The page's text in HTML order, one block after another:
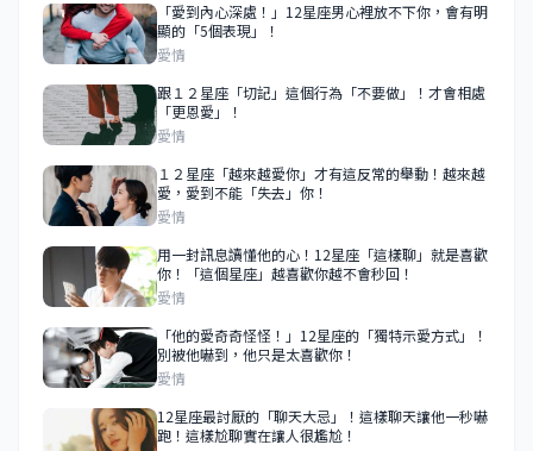
「愛到內心深處！」12星座男心裡放不下你，會有明
顯的「5個表現」！
愛情
跟１２星座「切記」這個行為「不要做」！才會相處
「更恩愛」！
愛情
１２星座「越來越愛你」才有這反常的舉動！越來越
愛，愛到不能「失去」你！
愛情
用一封訊息讀懂他的心！12星座「這樣聊」就是喜歡
你！「這個星座」越喜歡你越不會秒回！
愛情
「他的愛奇奇怪怪！」12星座的「獨特示愛方式」！
別被他嚇到，他只是太喜歡你！
愛情
12星座最討厭的「聊天大忌」！這樣聊天讓他一秒嚇
跑！這樣尬聊實在讓人很尷尬！